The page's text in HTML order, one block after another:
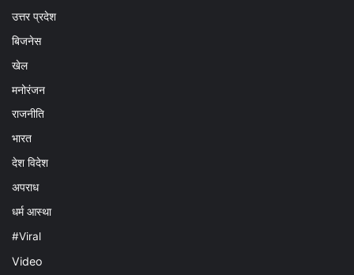
उत्तर प्रदेश
बिजनेस
खेल
मनोरंजन
राजनीति
भारत
देश विदेश
अपराध
धर्म आस्था
#Viral
Video